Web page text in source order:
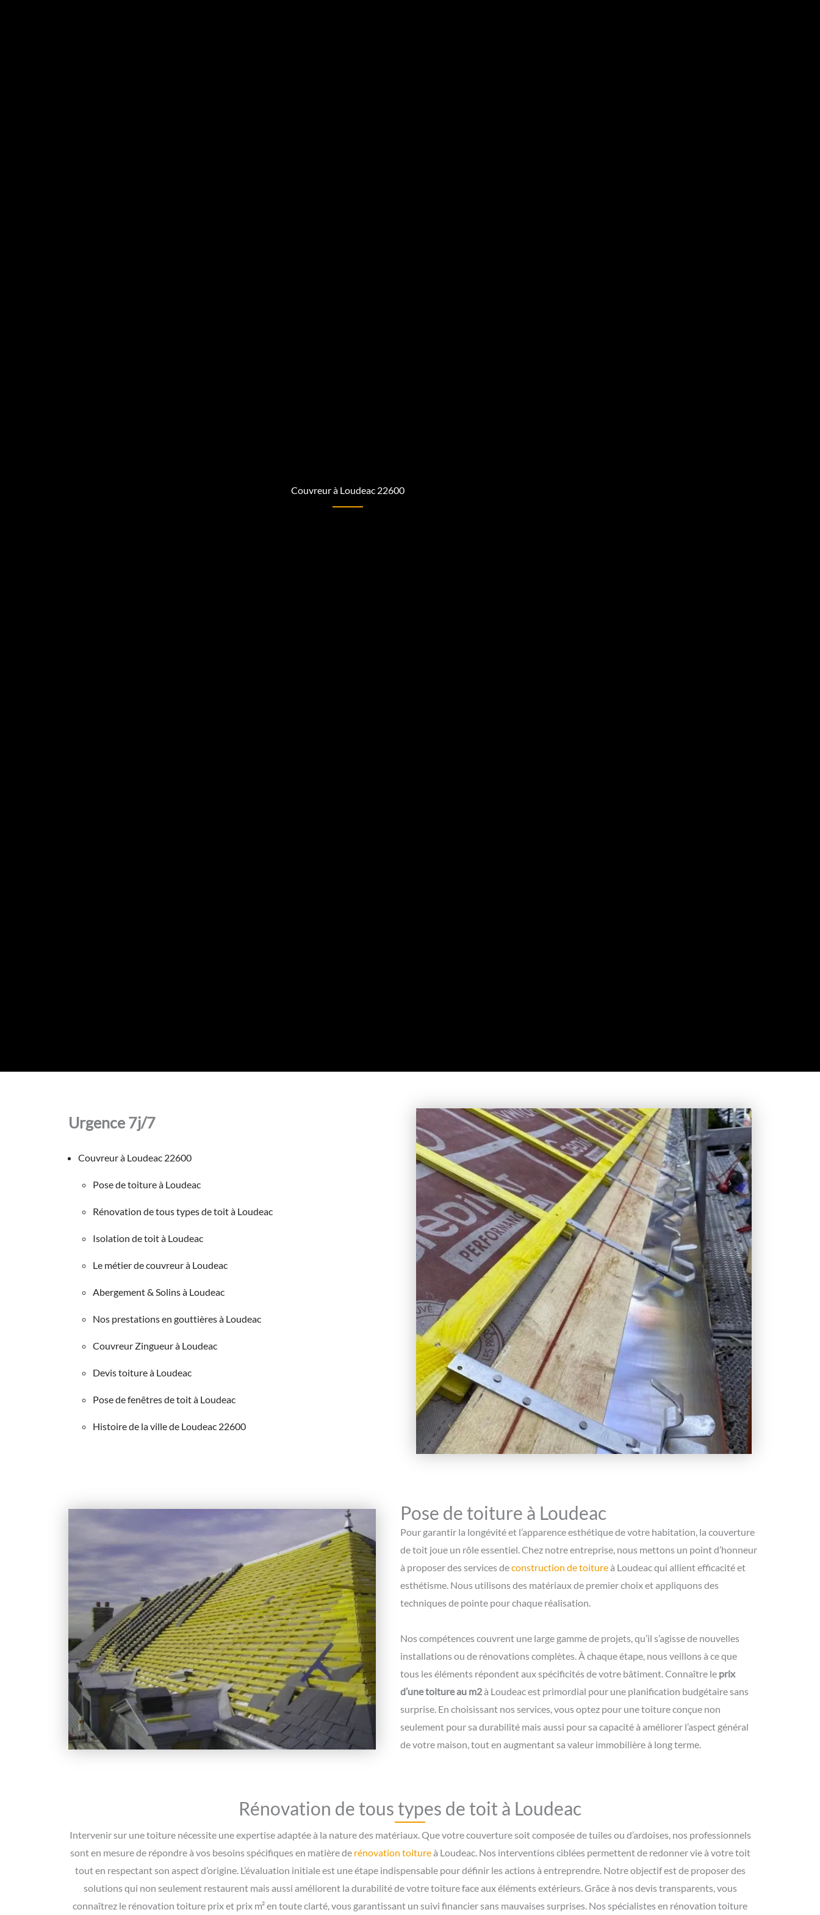
Couvreur à Loudeac 22600
Urgence 7j/7
Couvreur à Loudeac 22600
Pose de toiture à Loudeac
Rénovation de tous types de toit à Loudeac
Isolation de toit à Loudeac
Le métier de couvreur à Loudeac
Abergement & Solins à Loudeac
Nos prestations en gouttières à Loudeac
Couvreur Zingueur à Loudeac
Devis toiture à Loudeac
Pose de fenêtres de toit à Loudeac
Histoire de la ville de Loudeac 22600
Pose de toiture à Loudeac
Pour garantir la longévité et l’apparence esthétique de votre habitation, la couverture
de toit joue un rôle essentiel. Chez notre entreprise, nous mettons un point d’honneur
à proposer des services deconstruction de toitureà Loudeac qui allient efficacité et
esthétisme. Nous utilisons des matériaux de premier choix et appliquons des
techniques de pointe pour chaque réalisation.
Nos compétences couvrent une large gamme de projets, qu’il s’agisse de nouvelles
installations ou de rénovations complètes. À chaque étape, nous veillons à ce que
tous les éléments répondent aux spécificités de votre bâtiment. Connaître le prix
d’une toiture au m2à Loudeac est primordial pour une planification budgétaire sans
surprise. En choisissant nos services, vous optez pour une toiture conçue non
seulement pour sa durabilité mais aussi pour sa capacité à améliorer l’aspect général
de votre maison, tout en augmentant sa valeur immobilière à long terme.
Rénovation de tous types de toit à Loudeac
Intervenir sur une toiture nécessite une expertise adaptée à la nature des matériaux. Que votre couverture soit composée de tuiles ou d’ardoises, nos professionnels
sont en mesure de répondre à vos besoins spécifiques en matière de rénovation toitureà Loudeac. Nos interventions ciblées permettent de redonner vie à votre toit
tout en respectant son aspect d’origine. L’évaluation initiale est une étape indispensable pour définir les actions à entreprendre. Notre objectif est de proposer des
solutions qui non seulement restaurent mais aussi améliorent la durabilité de votre toiture face aux éléments extérieurs. Grâce à nos devis transparents, vous
connaîtrez le rénovation toiture prix et prix m² en toute clarté, vous garantissant un suivi financier sans mauvaises surprises. Nos spécialistes en rénovation toiture